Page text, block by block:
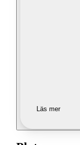
Läs mer